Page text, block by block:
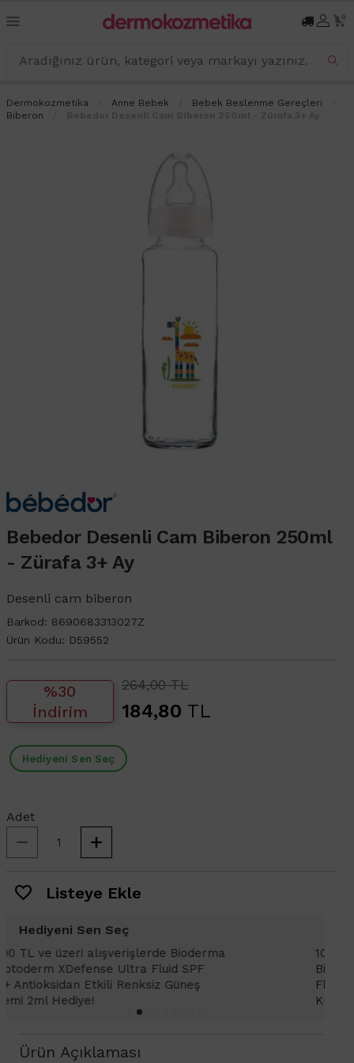
0
Dermokozmetika Anne Bebek
Bebek Beslenme Gereçleri
Biberon
Bebedor Desenli Cam Biberon 250ml
- Zürafa 3+ Ay
Desenli cam biberon
Barkod: 8690683313027Z
Ürün Kodu: D59552
%30
İndirim
264,00 TL
184,80 TL
Hediyeni Sen Seç
Adet
Listeye Ekle
Hediyeni Sen Seç
1000 TL ve üzeri alışverişlerinizde
Bioderma Photoderm XDefense Ultra
Fluid SPF 50+ Antioksidan Renkli Güneş
Kremi Light 2ml hediye!
Ürün Açıklaması